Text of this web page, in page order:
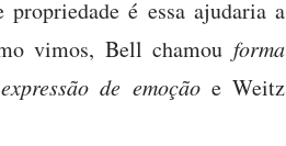
é essa ajudaria a
vimos, Bell chamou forma
expressão de emoção e Weitz